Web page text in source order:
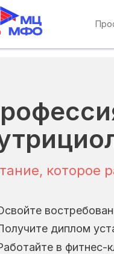
которое
в фитнес-
диплом